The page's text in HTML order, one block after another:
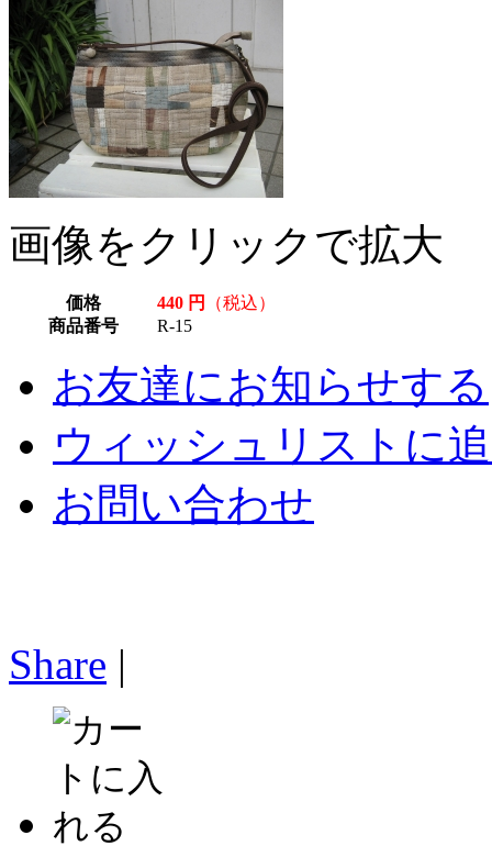
画像をクリックで拡大
価格 440 円
（税込）
商品番号
R-15
お友達にお知らせする
ウィッシュリストに
お問い合わせ
Share |